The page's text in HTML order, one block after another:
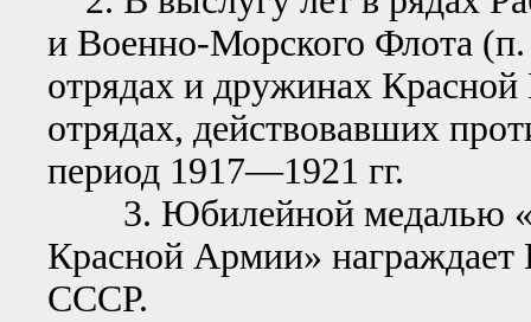
и Военно-Морского Флота (п.
отрядах и дружинах
отрядах, действовавших
период 1917—1921 гг.
3. Юбилейной медалью
Красной Армии» награждает
СССР.